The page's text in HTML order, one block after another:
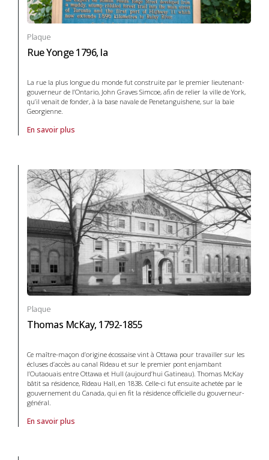
Plaque
Rue Yonge 1796, la
La rue la plus longue du monde fut construite par le premier lieutenant-
gouverneur de l’Ontario, John Graves Simcoe, afin de relier la ville de York,
qu’il venait de fonder, à la base navale de Penetanguishene, sur la baie
Georgienne.
En savoir plus
À propos de Plaque Rue Yonge 1796, la in Systèmes de transport et
Plaque
Thomas McKay, 1792-1855
Ce maître-maçon d’origine écossaise vint à Ottawa pour travailler sur les
écluses d’accès au canal Rideau et sur le premier pont enjambant
l’Outaouais entre Ottawa et Hull (aujourd’hui Gatineau). Thomas McKay
bâtit sa résidence, Rideau Hall, en 1838. Celle-ci fut ensuite achetée par le
gouvernement du Canada, qui en fit la résidence officielle du gouverneur-
général.
En savoir plus
À propos de Plaque Thomas McKay, 1792-1855 in Systèmes de